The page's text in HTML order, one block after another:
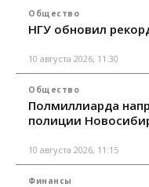
Общество
НГУ обновил
10 августа 2026, 11:30
Общество
Полмиллиарда
полиции
10 августа 2026, 11:15
Финансы